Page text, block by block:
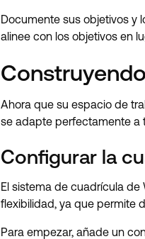
Documente sus objetivos y
alinee con los objetivos en
Ahora que su espacio de
se adapte perfectamente a
Configurar la
El sistema de cuadrícula
flexibilidad, ya que permite
Para empezar, añade un